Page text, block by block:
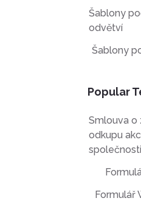
Šablony
odvětví
Šablony
Popular
Smlouva o
odkupu
společnosti
Formulář